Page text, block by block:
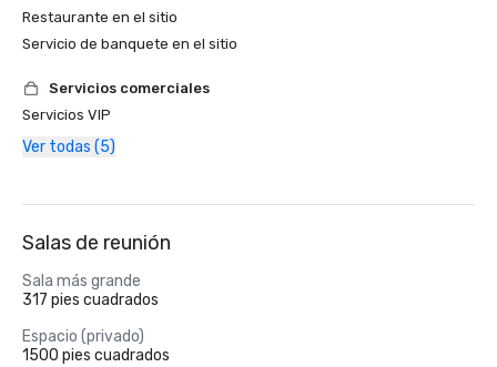
Restaurante en el sitio
Servicio de banquete en el sitio
Servicios comerciales
Servicios VIP
Ver todas (5)
Salas de reunión
Sala más grande
317 pies cuadrados
Espacio (privado)
1500 pies cuadrados